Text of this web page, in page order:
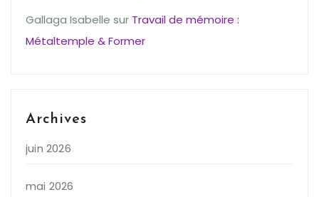
Gallaga Isabelle sur Travail de mémoire :
Métaltemple & Former
Archives
juin 2026
mai 2026